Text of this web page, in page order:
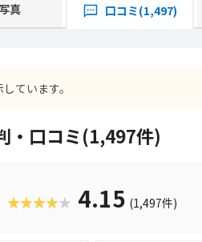
写真 口コミ(1,497)
ています。
・口コミ(1,497件)
★★★★★ 4.15 (1,497件)